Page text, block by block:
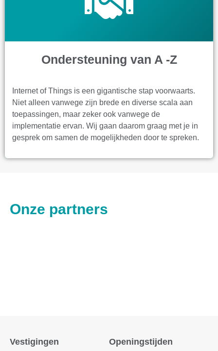
Ondersteuning van A -Z
Internet of Things is een gigantische stap voorwaarts.
Niet alleen vanwege zijn brede en diverse scala aan
toepassingen, maar zeker ook vanwege de
implementatie ervan. Wij gaan daarom graag met je in
gesprek om samen de mogelijkheden door te spreken.
Onze partners
Vestigingen Openingstijden